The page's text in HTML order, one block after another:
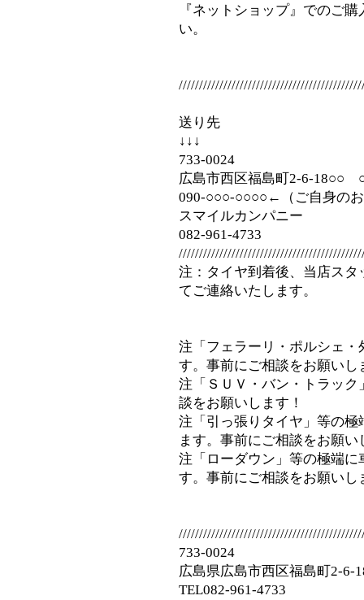
『ネットショップ』でのご
い。
送り先
↓↓↓
733-0024
広島市西区福島町2-6-18○○
090‐○○○-○○○○←（ご自身の
スマイルカンパニー
082-961-4733
注：タイヤ到着後、当店ス
てご連絡いたします。
注「フェラーリ・ポルシェ
す。事前にご相談をお願いし
注「ＳＵＶ・バン・トラッ
談をお願いします！
注「引っ張りタイヤ」等の
ます。事前にご相談をお願い
注「ローダウン」等の極端
す。事前にご相談をお願いし
733-0024
広島県広島市西区福島町2-6-
TEL082-961-4733